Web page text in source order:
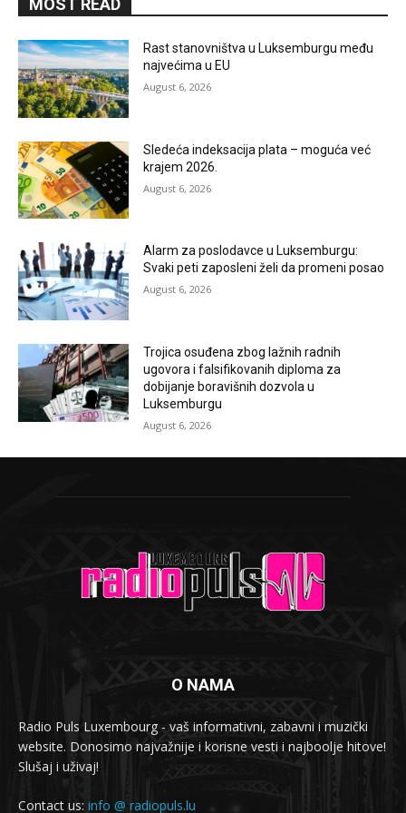
MOST READ
Rast stanovništva u Luksemburgu među
najvećima u EU
August 6, 2026
Sledeća indeksacija plata – moguća već
krajem 2026.
August 6, 2026
Alarm za poslodavce u Luksemburgu:
Svaki peti zaposleni želi da promeni posao
August 6, 2026
Trojica osuđena zbog lažnih radnih
ugovora i falsifikovanih diploma za
dobijanje boravišnih dozvola u
Luksemburgu
August 6, 2026
O NAMA
Radio Puls Luxembourg - vaš informativni, zabavni i muzički
website. Donosimo najvažnije i korisne vesti i najboolje hitove!
Slušaj i uživaj!
Contact us: info @ radiopuls.lu